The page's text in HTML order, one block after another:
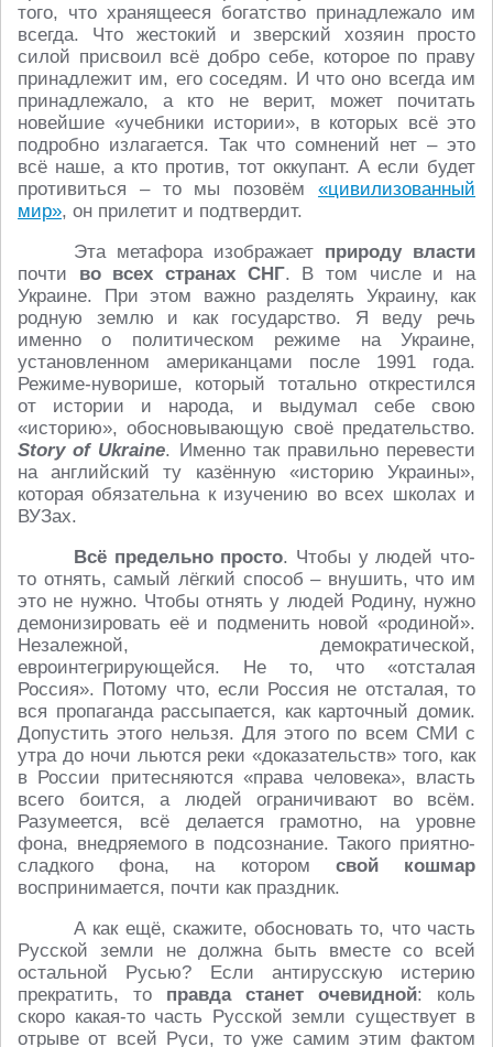
того, что хранящееся богатство принадлежало им
всегда. Что жестокий и зверский хозяин просто
силой присвоил всё добро себе, которое по праву
принадлежит им, его соседям. И что оно всегда им
принадлежало, а кто не верит, может почитать
новейшие «учебники истории», в которых всё это
подробно излагается. Так что сомнений нет – это
всё наше, а кто против, тот оккупант. А если будет
противиться – то мы позовём «цивилизованный
мир», он прилетит и подтвердит.
Эта метафора изображает природу власти
почти во всех странах СНГ. В том числе и на
Украине. При этом важно разделять Украину, как
родную землю и как государство. Я веду речь
именно о политическом режиме на Украине,
установленном американцами после 1991 года.
Режиме-нуворише, который тотально открестился
от истории и народа, и выдумал себе свою
«историю», обосновывающую своё предательство.
Story of Ukraine. Именно так правильно перевести
на английский ту казённую «историю Украины»,
которая обязательна к изучению во всех школах и
ВУЗах.
Всё предельно просто. Чтобы у людей что-
то отнять, самый лёгкий способ – внушить, что им
это не нужно. Чтобы отнять у людей Родину, нужно
демонизировать её и подменить новой «родиной».
Незалежной, демократической,
евроинтегрирующейся. Не то, что «отсталая
Россия». Потому что, если Россия не отсталая, то
вся пропаганда рассыпается, как карточный домик.
Допустить этого нельзя. Для этого по всем СМИ с
утра до ночи льются реки «доказательств» того, как
в России притесняются «права человека», власть
всего боится, а людей ограничивают во всём.
Разумеется, всё делается грамотно, на уровне
фона, внедряемого в подсознание. Такого приятно-
сладкого фона, на котором свой кошмар
воспринимается, почти как праздник.
А как ещё, скажите, обосновать то, что часть
Русской земли не должна быть вместе со всей
остальной Русью? Если антирусскую истерию
прекратить, то правда станет очевидной: коль
скоро какая-то часть Русской земли существует в
отрыве от всей Руси, то уже самим этим фактом